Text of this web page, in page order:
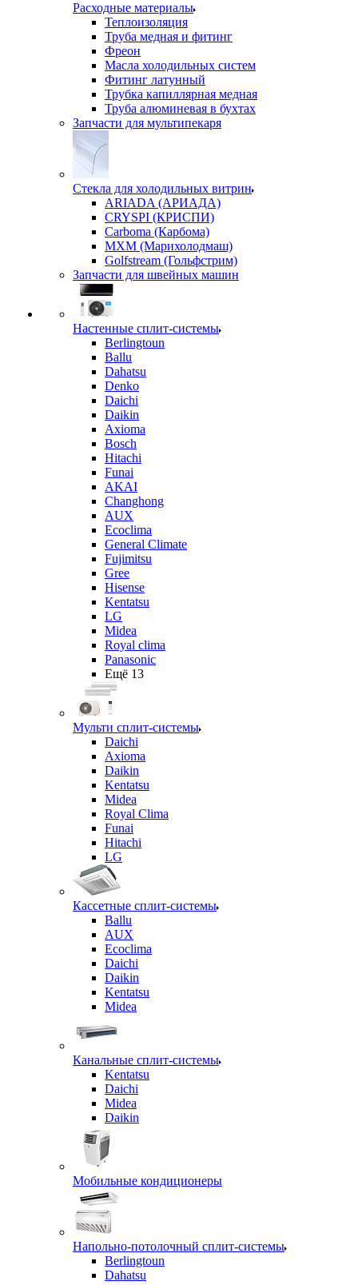
Расходные материалы
Теплоизоляция
Труба медная и фитинг
Фреон
Масла холодильных систем
Фитинг латунный
Трубка капиллярная медная
Труба алюминевая в бухтах
Запчасти для мультипекаря
Стекла для холодильных витрин
ARIADA (АРИАДА)
CRYSPI (КРИСПИ)
Carboma (Карбома)
MXM (Марихолодмаш)
Golfstream (Гольфстрим)
Запчасти для швейных машин
Настенные сплит-системы
Berlingtoun
Ballu
Dahatsu
Denko
Daichi
Daikin
Axioma
Bosch
Hitachi
Funai
AKAI
Changhong
AUX
Ecoclima
General Climate
Fujimitsu
Gree
Hisense
Kentatsu
LG
Midea
Royal clima
Panasonic
Ещё 13
Мульти сплит-системы
Daichi
Axioma
Daikin
Kentatsu
Midea
Royal Clima
Funai
Hitachi
LG
Кассетные сплит-системы
Ballu
AUX
Ecoclima
Daichi
Daikin
Kentatsu
Midea
Канальные сплит-системы
Kentatsu
Daichi
Midea
Daikin
Мобильные кондиционеры
Напольно-потолочный сплит-системы
Berlingtoun
Dahatsu